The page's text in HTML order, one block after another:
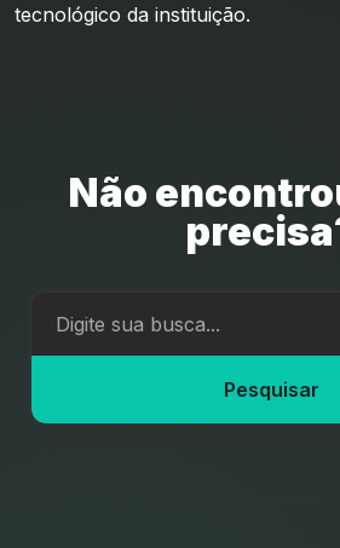
tecnológico da instituição.
Não
Pesquisar